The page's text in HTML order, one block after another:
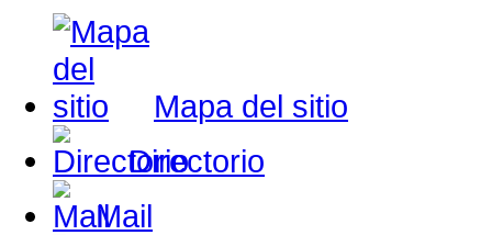
Mapa del sitio
Directorio
Mail